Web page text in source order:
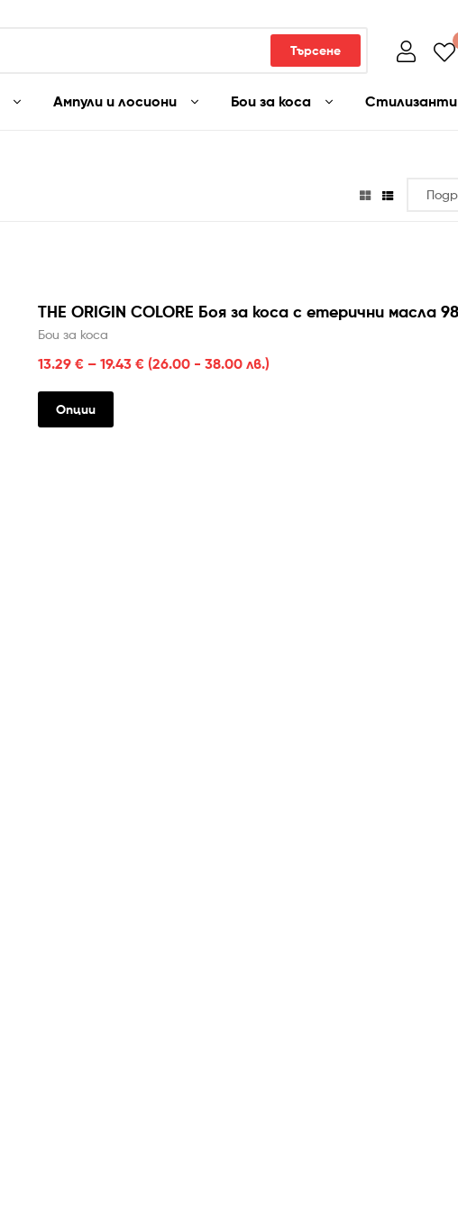
Търсене
Ампули и лосиони Бои за коса Стилизанти
THE ORIGIN COLORE Боя за коса с етерични масла
Бои за коса
13.29 € – 19.43 € (26.00 - 38.00 лв.)
Опции